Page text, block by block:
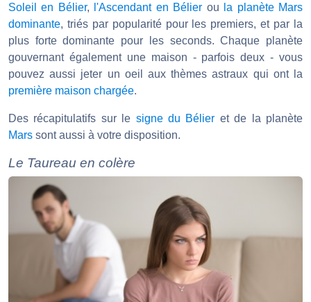
Soleil en Bélier, l'Ascendant en Bélier ou
la planète Mars
dominante, triés par popularité pour les premiers, et par la
plus forte dominante pour les seconds. Chaque planète
gouvernant également une maison - parfois deux - vous
pouvez aussi jeter un oeil aux thèmes astraux qui ont la
première maison chargée.
Des récapitulatifs sur le signe du Bélier et de la planète
Mars sont aussi à votre disposition.
Le Taureau en colère